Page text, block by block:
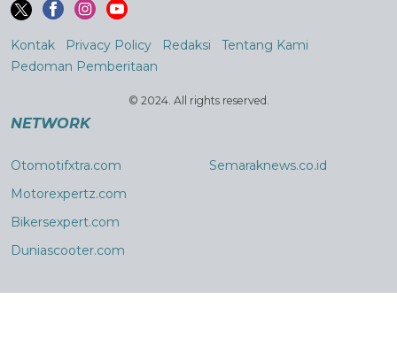
Kontak Privacy Policy Redaksi
Tentang Kami
Pedoman Pemberitaan
© 2024. All rights reserved.
NETWORK
Otomotifxtra.com
Motorexpertz.com
Bikersexpert.com
Duniascooter.com
Semaraknews.co.id